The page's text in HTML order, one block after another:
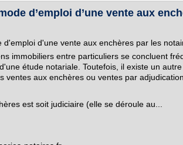
d’emploi d’une vente aux
d'emploi d'une vente aux enchères par les
immobiliers entre particuliers se concluent
étude notariale. Toutefois, il existe un
ventes aux enchères ou ventes par adjudication.
est soit judiciaire (elle se déroule au...